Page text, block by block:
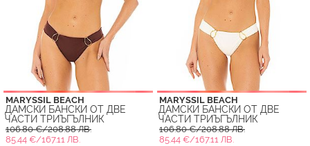
MARYSSIL BEACH
ДАМСКИ БАНСКИ ОТ ДВЕ
ЧАСТИ ТРИЪГЪЛНИК
106.80 €/208.88 ЛВ.
85.44 €/167.11 ЛВ.
MARYSSIL BEACH
ДАМСКИ БАНСКИ ОТ ДВЕ
ЧАСТИ ТРИЪГЪЛНИК
106.80 €/208.88 ЛВ.
85.44 €/167.11 ЛВ.